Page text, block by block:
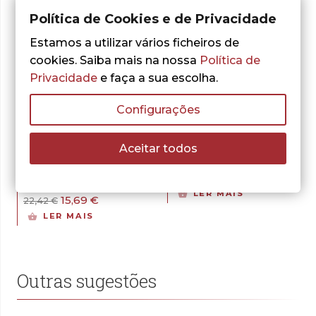
- 30%
José Rodrigues dos Santos .
La Llave de
22,42€ O
preço
original
15,69€O
LER MAIS
José Rodrigues dos Santos .
Gradiva Ibérica
La Llave de
LER MAIS
Outras sugestões
Política de Cookies e de Privacidade
Estamos a utilizar vários ficheiros de
cookies. Saiba mais na nossa Política de
Privacidade e faça a sua escolha.
Configurações
Aceitar todos